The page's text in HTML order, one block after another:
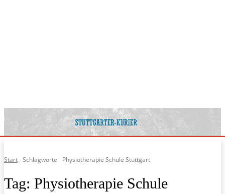
Start Schlagworte Physiotherapie Schule Stuttgart
Tag: Physiotherapie Schule